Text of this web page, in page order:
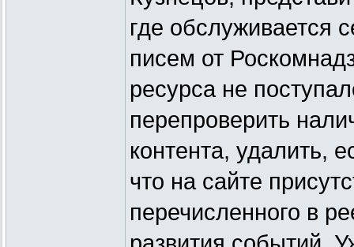
где обслуживается
писем от
ресурса не
перепроверить
контента, удалить,
что на сайте
перечисленного в